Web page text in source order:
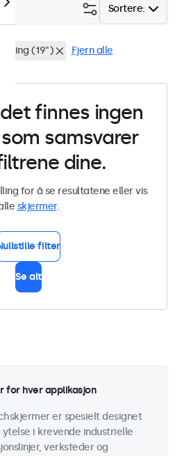
Sortere:
(19") Fjern alle
finnes ingen
samsvarer
dine.
for å se resultatene eller vis
skjermer.
filter
Se alt
for hver applikasjon
er spesielt designet
i krevende industrielle
verksteder og